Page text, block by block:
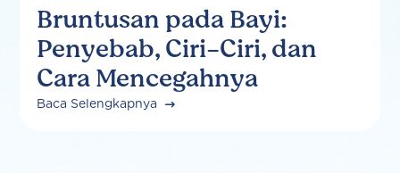
Bruntusan pada Bayi:
Penyebab, Ciri-Ciri, dan
Cara Mencegahnya
Baca Selengkapnya